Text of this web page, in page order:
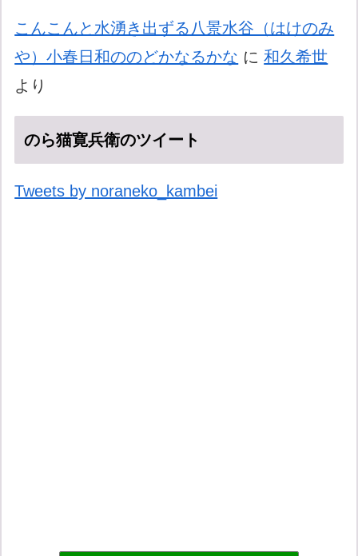
こんこんと水湧き出ずる八景水谷（はけのみ
や）小春日和ののどかなるかな に和久希世
より
のら猫寛兵衛のツイート
Tweets by noraneko_kambei